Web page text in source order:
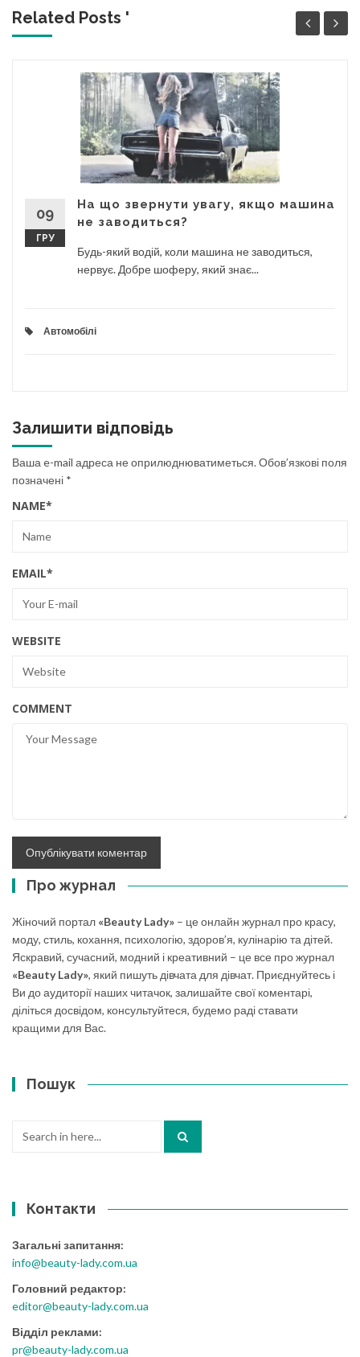
Related Posts '
09
ГРУ
На що звернути увагу, якщо машина
не заводиться?
Будь-який водій, коли машина не заводиться,
нервує. Добре шоферу, який знає...
Автомобілі
Залишити відповідь
Ваша e-mail адреса не оприлюднюватиметься.Обов’язкові поля
позначені *
NAME*
EMAIL*
WEBSITE
COMMENT
Про журнал
Жіночий портал «Beauty Lady» – це онлайн журнал про красу,
моду, стиль, кохання, психологію, здоров’я, кулінарію та дітей.
Яскравий, сучасний, модний і креативний – це все про журнал
«Beauty Lady», який пишуть дівчата для дівчат. Приєднуйтесь і
Ви до аудиторії наших читачок, залишайте свої коментарі,
діліться досвідом, консультуйтеся, будемо раді ставати
кращими для Вас.
Пошук
Контакти
Загальні запитання:
info@beauty-lady.com.ua
Головний редактор:
editor@beauty-lady.com.ua
Відділ реклами:
pr@beauty-lady.com.ua